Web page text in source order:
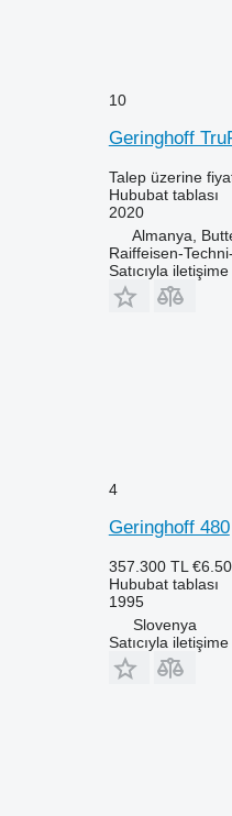
10
Geringhoff
Talep üzerine
Hububat tablası
2020
Almanya,
Raiffeisen-
Satıcıyla
4
Geringhoff 480
357.300 TL
Hububat tablası
1995
Slovenya
Satıcıyla